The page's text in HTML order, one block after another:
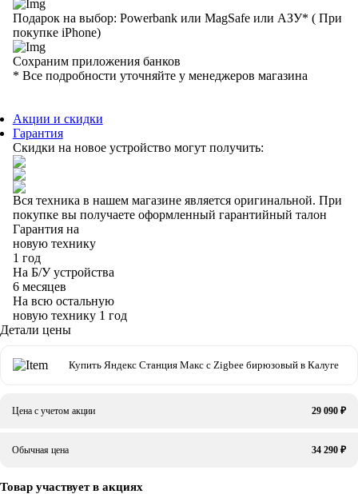
Подарок на выбор: Powerbank или MagSafe или AЗУ* ( При
покупке iPhone)
Сохраним приложения банков
* Все подробности уточняйте у менеджеров магазина
Акции и скидки
Гарантия
Скидки на новое устройство могут получить:
Вся техника в нашем магазине является оригинальной. При
покупке вы получаете оформленный гарантийный талон
Гарантия на
новую технику
1 год
На Б/У устройства
6 месяцев
На всю остальную
новую технику 1 год
Детали цены
Купить Яндекс Станция Макс с Zigbee бирюзовый в Калуге
Цена с учетом акции 29 090 ₽
Обычная цена 34 290 ₽
Товар участвует в акциях